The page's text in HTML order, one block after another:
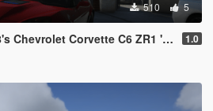
510 5
Chevrolet Corvette C6 ZR1 '09 1.0